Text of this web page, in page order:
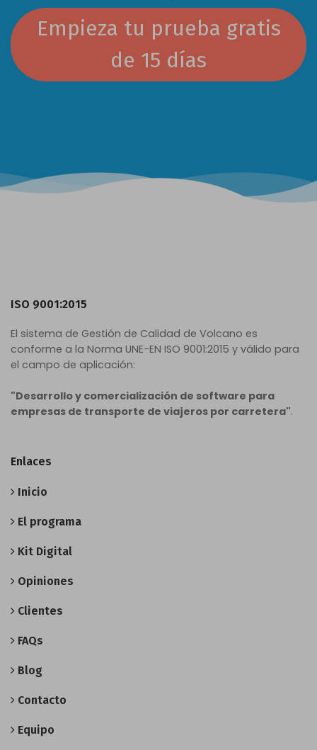
Empieza tu prueba gratis
de 15 días
ISO 9001:2015
El sistema de Gestión de Calidad de Volcano es
conforme a la Norma UNE-EN ISO 9001:2015 y válido para
el campo de aplicación:
"Desarrollo y comercialización de software para
empresas de transporte de viajeros por carretera".
Enlaces
Inicio
El programa
Kit Digital
Opiniones
Clientes
FAQs
Blog
Contacto
Equipo